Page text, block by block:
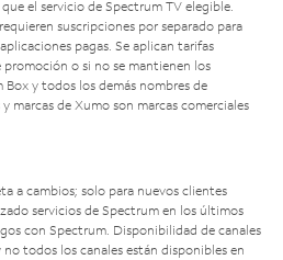
el servicio de Spectrum TV elegible.
suscripciones por separado para
pagas. Se aplican tarifas
o si no se mantienen los
y todos los demás nombres de
marcas de Xumo son marcas comerciales
a cambios; solo para nuevos clientes
servicios de Spectrum en los últimos
con Spectrum. Disponibilidad de canales
todos los canales están disponibles en